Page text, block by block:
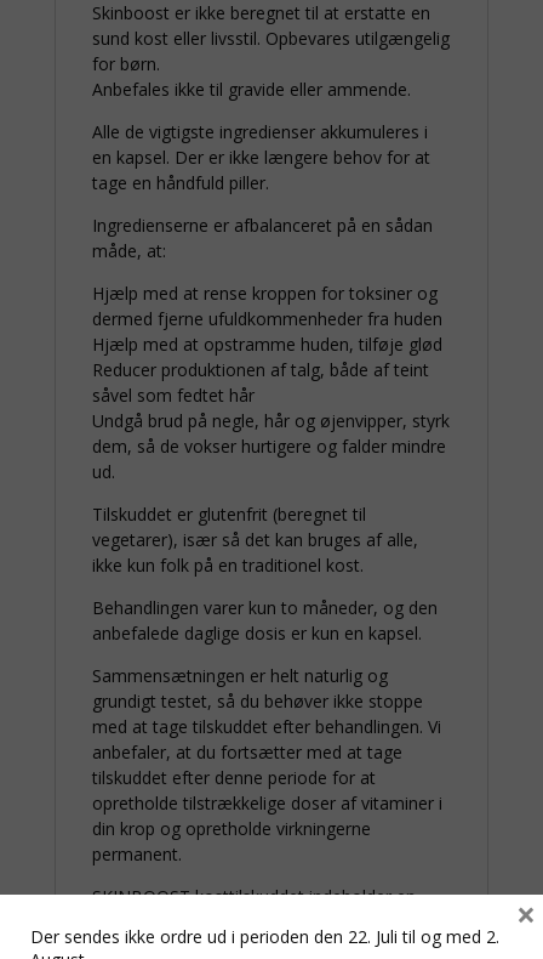
Skinboost er ikke beregnet til at erstatte en
sund kost eller livsstil. Opbevares utilgængelig
for børn.
Anbefales ikke til gravide eller ammende.
Alle de vigtigste ingredienser akkumuleres i
en kapsel. Der er ikke længere behov for at
tage en håndfuld piller.
Ingredienserne er afbalanceret på en sådan
måde, at:
Hjælp med at rense kroppen for toksiner og
dermed fjerne ufuldkommenheder fra huden
Hjælp med at opstramme huden, tilføje glød
Reducer produktionen af talg, både af teint
såvel som fedtet hår
Undgå brud på negle, hår og øjenvipper, styrk
dem, så de vokser hurtigere og falder mindre
ud.
Tilskuddet er glutenfrit (beregnet til
vegetarer), især så det kan bruges af alle,
ikke kun folk på en traditionel kost.
Behandlingen varer kun to måneder, og den
anbefalede daglige dosis er kun en kapsel.
Sammensætningen er helt naturlig og
grundigt testet, så du behøver ikke stoppe
med at tage tilskuddet efter behandlingen. Vi
anbefaler, at du fortsætter med at tage
tilskuddet efter denne periode for at
opretholde tilstrækkelige doser af vitaminer i
din krop og opretholde virkningerne
permanent.
SKINBOOST kosttilskuddet indeholder en
som giver dig mulighed for at nyde gode og
Der sendes ikke ordre ud i perioden den 22. Juli til og med 2.
×